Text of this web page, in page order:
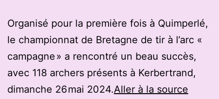
Organisé pour la première fois à Quimperlé,
le championnat de Bretagne de tir à l’arc «
campagne » a rencontré un beau succès,
avec 118 archers présents à Kerbertrand,
dimanche 26 mai 2024.Aller à la source